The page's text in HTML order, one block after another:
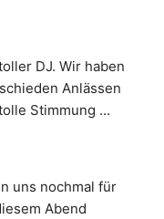
DJ. Wir haben
Anlässen
Stimmung
uns nochmal für
Abend